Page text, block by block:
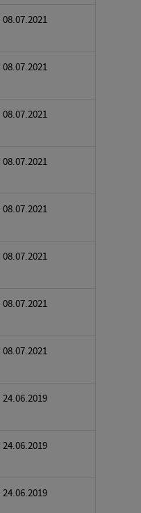
08.07.2021
08.07.2021
08.07.2021
08.07.2021
08.07.2021
08.07.2021
08.07.2021
08.07.2021
24.06.2019
24.06.2019
24.06.2019